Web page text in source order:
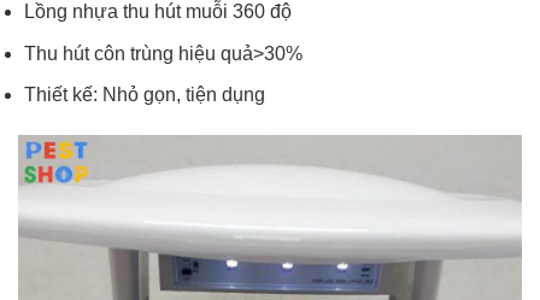
Lồng nhựa thu hút muỗi 360 độ
Thu hút côn trùng hiệu quả>30%
Thiết kế: Nhỏ gọn, tiện dụng